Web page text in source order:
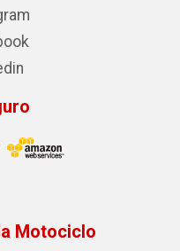
Motociclo